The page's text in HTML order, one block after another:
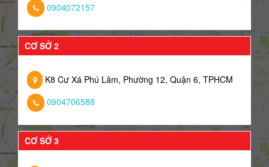
0904072157
CƠ SỞ 2
K8 Cư Xá Phú Lâm, Phường 12, Quận 6, TPHCM
0904706588
CƠ SỞ 3